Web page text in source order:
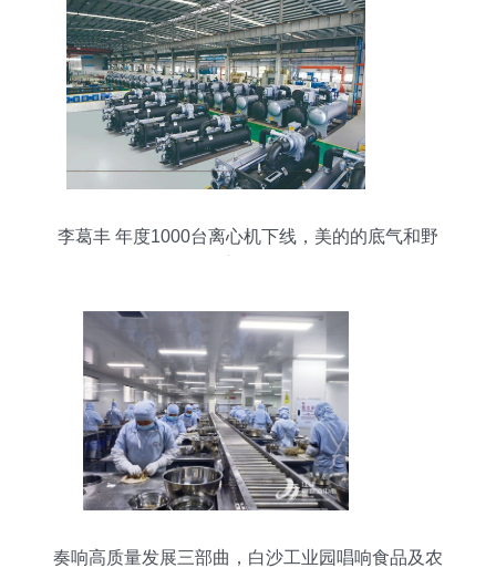
李葛丰 年度1000台离心机下线，美的的底气和野
奏响高质量发展三部曲，白沙工业园唱响食品及农